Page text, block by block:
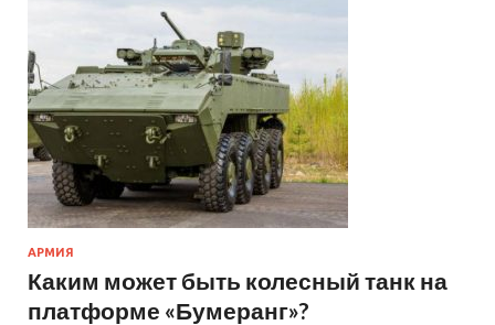
АРМИЯ
Каким может быть колесный танк на
платформе «Бумеранг»?